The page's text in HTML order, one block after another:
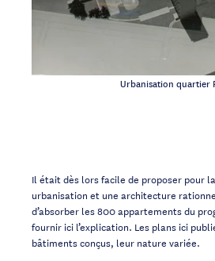
Urbanisation quartier
Il était dès lors facile de proposer pour
urbanisation et une architecture
d’absorber les 800 appartements du
fournir ici l’explication. Les plans ici
bâtiments conçus, leur nature variée.